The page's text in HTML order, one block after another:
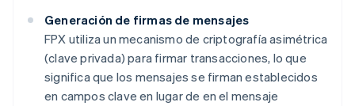
Generación de firmas de mensajes
FPX utiliza un mecanismo de criptografía asimétrica
(clave privada) para firmar transacciones, lo que
significa que los mensajes se firman establecidos
en campos clave en lugar de en el mensaje